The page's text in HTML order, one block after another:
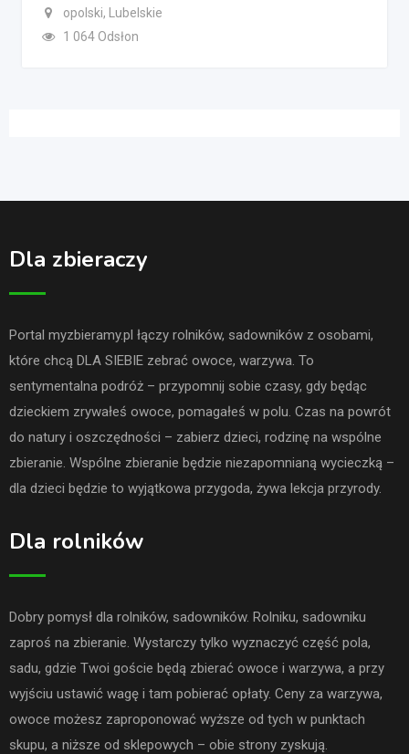
opolski, Lubelskie
1 064 Odsłon
Dla zbieraczy
Portal myzbieramy.pl łączy rolników, sadowników z osobami,
które chcą DLA SIEBIE zebrać owoce, warzywa. To
sentymentalna podróż – przypomnij sobie czasy, gdy będąc
dzieckiem zrywałeś owoce, pomagałeś w polu. Czas na powrót
do natury i oszczędności – zabierz dzieci, rodzinę na wspólne
zbieranie. Wspólne zbieranie będzie niezapomnianą wycieczką –
dla dzieci będzie to wyjątkowa przygoda, żywa lekcja przyrody.
Dla rolników
Dobry pomysł dla rolników, sadowników. Rolniku, sadowniku
zaproś na zbieranie. Wystarczy tylko wyznaczyć część pola,
sadu, gdzie Twoi goście będą zbierać owoce i warzywa, a przy
wyjściu ustawić wagę i tam pobierać opłaty. Ceny za warzywa,
owoce możesz zaproponować wyższe od tych w punktach
skupu, a niższe od sklepowych – obie strony zyskują.